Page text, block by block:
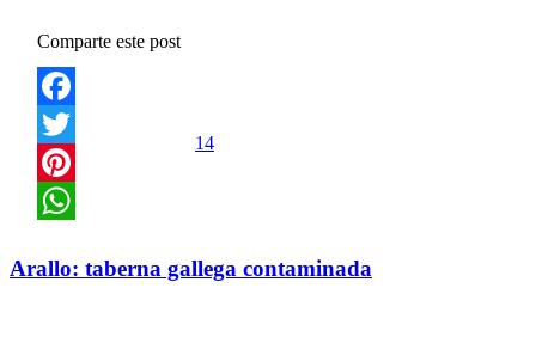
Comparte este post
Facebook
Twitter
Pinterest
14
Arallo: taberna gallega contaminada